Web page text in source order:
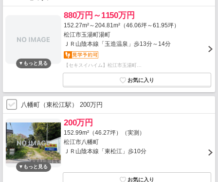
880万円～1150万円
152.27m²～204.81m²（46.06坪～61.95坪）
松江市玉湯町湯町
ＪＲ山陰本線「玉造温泉」歩13分～14分
【セキスイハイム】松江市玉湯町…
八幡町（東松江駅） 200万円
200万円
152.99m²（46.27坪）（実測）
松江市八幡町
ＪＲ山陰本線「東松江」歩10分